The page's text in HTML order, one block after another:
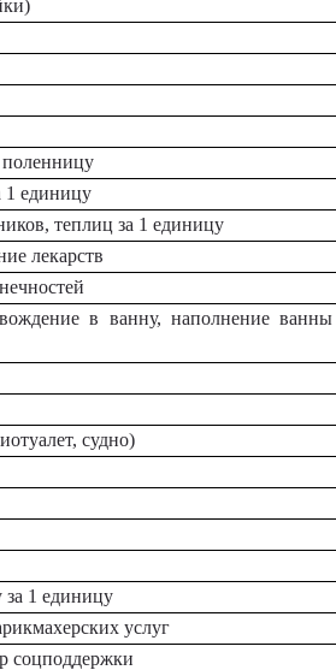
поленницу
1 единицу
теплиц за 1 единицу
лекарств
в ванну, наполнение
судно)
за 1 единицу
услуг
соцподдержки